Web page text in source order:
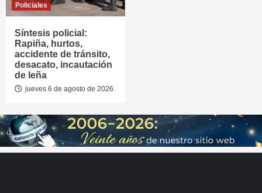
Policiales
Síntesis policial:
Rapiña, hurtos,
accidente de tránsito,
desacato, incautación
de leña
jueves 6 de agosto de 2026